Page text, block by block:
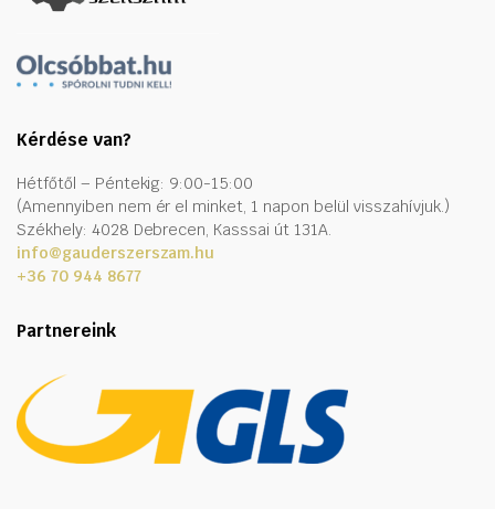
Kérdése van?
Hétfőtől – Péntekig: 9:00-15:00
(Amennyiben nem ér el minket, 1 napon belül visszahívjuk.)
Székhely: 4028 Debrecen, Kasssai út 131A.
info@gauderszerszam.hu
+36 70 944 8677
Partnereink